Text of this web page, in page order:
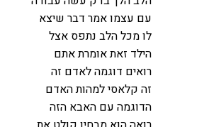
עם עצמו אמר דבר שיצא
לו מכל הלב נתפס אצל
הילד זאת אומרת אתם
רואים דוגמה לאדם זה
זה קלאסי למהות האדם
הדוגמה עם האבא הזה